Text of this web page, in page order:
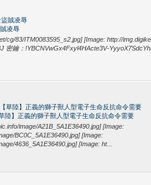
賊凌辱
凌辱
cg/83/ITM0083595_s2.jpg] [Image: http://
密鑰：!YBCNVwGx4Fxyl4HActe3V-
草陸】正義的獅子獸人型電子生命反抗命令需要
陸】正義的獅子獸人型電子生命反抗命令需要
image/A21B_5A1E36490.jpg] [Image:
BC0C_5A1E36490.jpg] [Image:
4636_5A1E36490.jpg] [Image: ht...